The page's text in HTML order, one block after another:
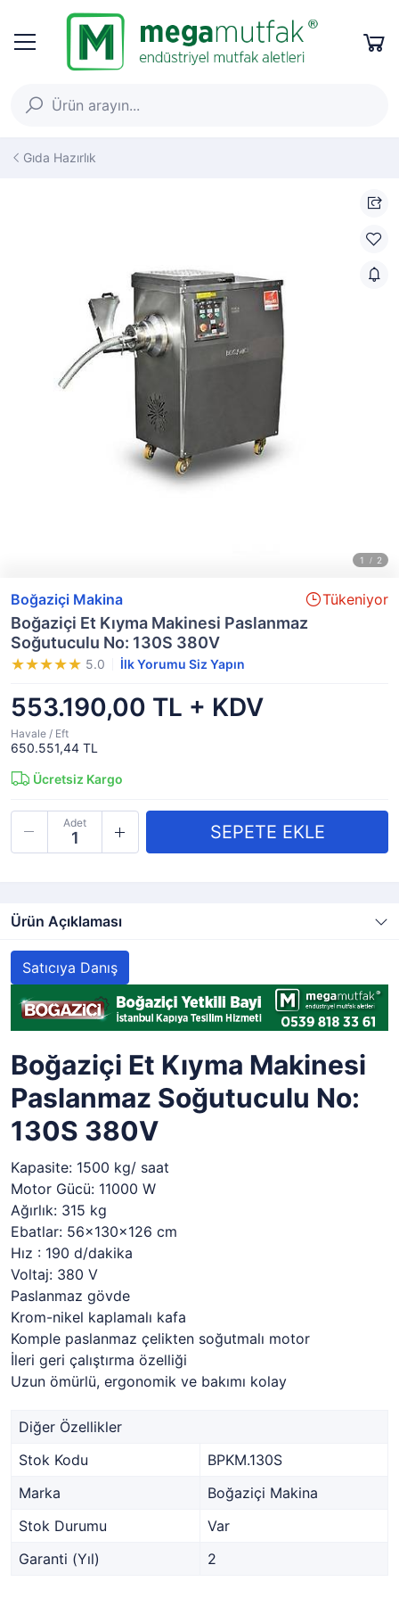
Gıda Hazırlık
Boğaziçi Makina Tükeniyor
Boğaziçi Et Kıyma Makinesi Paslanmaz
Soğutuculu No: 130S 380V
5.0 İlk Yorumu Siz Yapın
553.190,00 TL + KDV
Havale / Eft
650.551,44 TL
Ücretsiz Kargo
Adet
Ürün Açıklaması
Satıcıya Danış
Boğaziçi Et Kıyma Makinesi
Paslanmaz Soğutuculu No:
130S 380V
Kapasite: 1500 kg/ saat
Motor Gücü: 11000 W
Ağırlık: 315 kg
Ebatlar: 56x130x126 cm
Hız : 190 d/dakika
Voltaj: 380 V
Paslanmaz gövde
Krom-nikel kaplamalı kafa
Komple paslanmaz çelikten soğutmalı motor
İleri geri çalıştırma özelliği
Uzun ömürlü, ergonomik ve bakımı kolay
Diğer Özellikler
Stok Kodu
BPKM.130S
Marka
Boğaziçi Makina
Stok Durumu
Var
Garanti (Yıl)
2